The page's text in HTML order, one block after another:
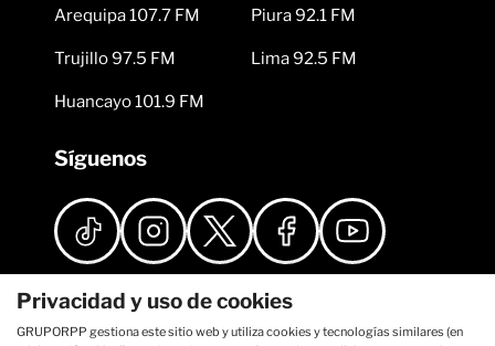
Arequipa 107.7 FM
Trujillo 97.5 FM
Huancayo 101.9 FM
Piura 92.1 FM
Lima 92.5 FM
Síguenos
Privacidad y uso de cookies
GRUPORPP gestiona este sitio web y utiliza cookies y tecnologías similares (en